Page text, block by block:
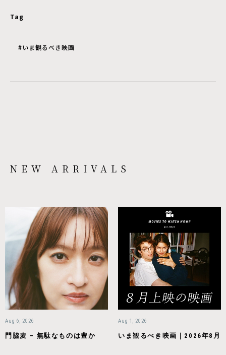
Tag
#いま観るべき映画
NEW ARRIVALS
Aug 6, 2026
門脇麦 – 無駄なものは豊か
Aug 1, 2026
いま観るべき映画｜2026年8月